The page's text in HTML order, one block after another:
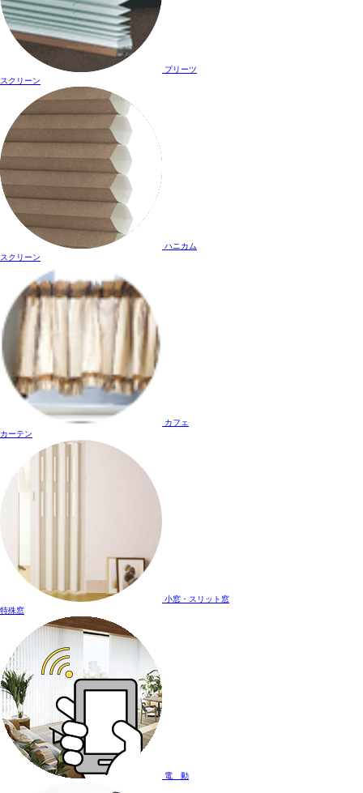
プリーツ
スクリーン
ハニカム
スクリーン
カフェ
カーテン
小窓・スリット窓
特殊窓
電 動